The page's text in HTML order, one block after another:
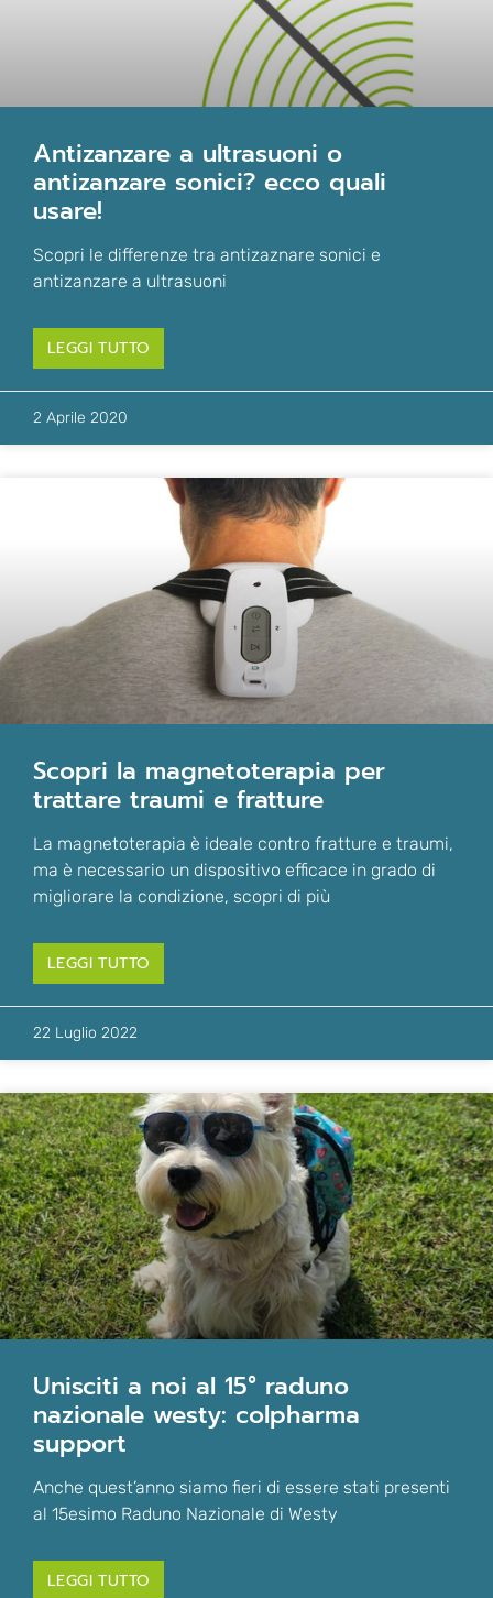
antizanzare a ultrasuoni o
antizanzare sonici? ecco quali
usare!
Scopri le differenze tra antizaznare sonici e
antizanzare a ultrasuoni
LEGGI TUTTO
2 Aprile 2020
scopri la magnetoterapia per
trattare traumi e fratture
La magnetoterapia è ideale contro fratture e traumi,
ma è necessario un dispositivo efficace in grado di
migliorare la condizione, scopri di più
LEGGI TUTTO
22 Luglio 2022
unisciti a noi al 15° raduno
nazionale westy: colpharma
support
Anche quest’anno siamo fieri di essere stati presenti
al 15esimo Raduno Nazionale di Westy
LEGGI TUTTO